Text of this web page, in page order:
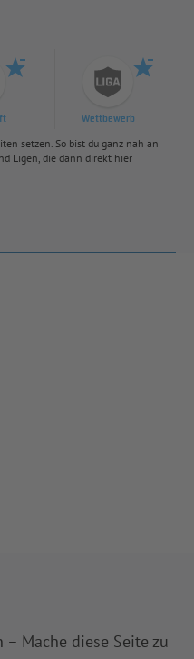
Wettbewerb
setzen. So bist du ganz nah an
Ligen, die dann direkt hier
Mache diese Seite zu